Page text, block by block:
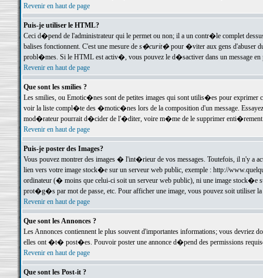
Revenir en haut de page
Puis-je utiliser le HTML?
Ceci d�pend de l'administrateur qui le permet ou non; il a un contr�le complet
balises fonctionnent. C'est une mesure de s�curit�pour �viter aux gens d'abuser
probl�mes. Si le HTML est activ�, vous pouvez le d�sactiver dans un message en
Revenir en haut de page
Que sont les smilies ?
Les smilies, ou Emotic�nes sont de petites images qui sont utilis�es pour exprimer
voir la liste compl�te des �motic�nes lors de la composition d'un message.
mod�rateur pourrait d�cider de l'�diter, voire m�me de le supprimer
Revenir en haut de page
Puis-je poster des Images?
Vous pouvez montrer des images � l'int�rieur de vos messages. Toutefois, il n'y a
lien vers votre image stock�e sur un serveur web public, exemple : http://
ordinateur (� moins que celui-ci soit un serveur web public), ni une image stock�e
prot�g�s par mot de passe, etc. Pour afficher une image, vous pouvez soit
Revenir en haut de page
Que sont les Annonces ?
Les Annonces contiennent le plus souvent d'importantes informations; vous devriez
elles ont �t� post�es. Pouvoir poster une annonce d�pend des permissions
Revenir en haut de page
Que sont les Post-it ?